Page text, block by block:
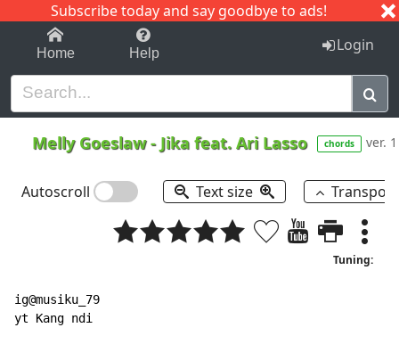
Subscribe today and say goodbye to ads!
1-9 C I J
Home Help Login
Melly Goeslaw- Jika feat.Ari Lasso chords ver. 1
Autoscroll Text size
Tuning:
ig@musiku_79
yt Kang ndi